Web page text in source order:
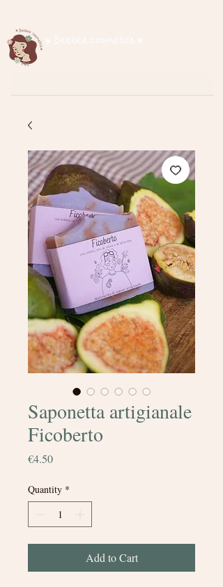
Saponetta artigianale
Ficoberto
€4.50Price
Quantity *
Add to Cart